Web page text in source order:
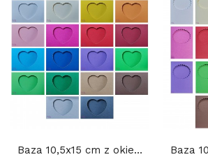
Baza 10,5x15 cm z okienkiem: Serce 2 8,5 x 7...